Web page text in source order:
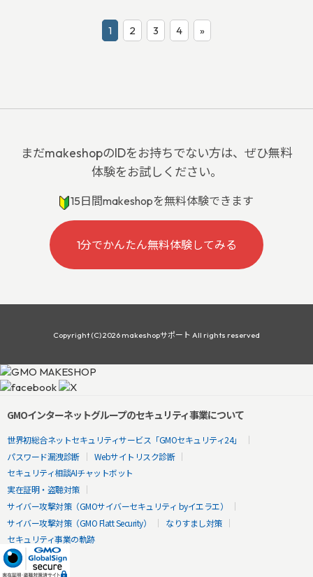
1 2 3 4 »
まだmakeshopのIDをお持ちでない方は、ぜひ無料
体験をお試しください。
15日間makeshopを無料体験できます
1分でかんたん無料体験してみる
Copyright (C) 2026 makeshopサポート All rights reserved
GMOインターネットグループのセキュリティ事業について
世界初総合ネットセキュリティサービス「GMOセキュリティ24」
パスワード漏洩診断
Webサイトリスク診断
セキュリティ相談AIチャットボット
実在証明・盗聴対策
サイバー攻撃対策（GMOサイバーセキュリティ byイエラエ）
サイバー攻撃対策（GMO Flatt Security）
なりすまし対策
セキュリティ事業の軌跡